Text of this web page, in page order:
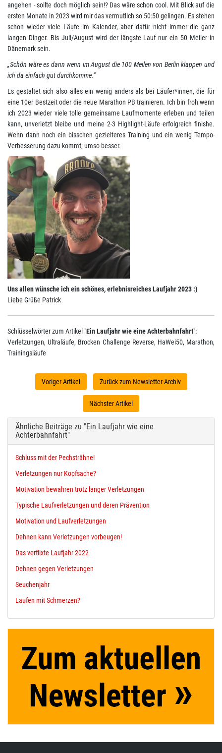
angehen - sollte doch möglich sein!? Das wäre schon cool. Mit Blick auf die
ersten Monate in 2023 wird mir das vermutlich so 50:50 gelingen. Es stehen
schon wieder viele Läufe im Kalender, aber dafür nicht immer die ganz
langen Dinger. Bis Juli/August wird der längste Lauf nur ein 50 Meiler in
Dänemark sein.
„Schön wäre es dann wenn im August die 100 Meilen von Berlin klappen und
ich da einfach gut durchkomme.“
Es gestaltet sich also alles ein wenig anders als bei Läufer*innen, die für
eine 10er Bestzeit oder die neue Marathon PB trainieren. Ich bin froh wenn
ich 2023 wieder viele tolle gemeinsame Laufmomente erleben und teilen
kann, unverletzt bleibe und meine 2-3 Highlight-Läufe erfolgreich finishe.
Wenn dann noch ein bisschen gezielteres Training und ein wenig Tempo-
Verbesserung dazu kommt, umso besser.
Uns allen wünsche ich ein schönes, erlebnisreiches Laufjahr 2023 :)
Liebe Grüße Patrick
Schlüsselwörter zum Artikel "Ein Laufjahr wie eine Achterbahnfahrt":
Verletzungen, Ultraläufe, Brocken Challenge Reverse, HaWei50, Marathon,
Trainingsläufe
Voriger Artikel Zurück zum Newsletter-Archiv
Nächster Artikel
Ähnliche Beiträge zu "Ein Laufjahr wie eine
Achterbahnfahrt"
Schluss mit der Pechsträhne!
Verletzungen nur Kopfsache?
Motivation bewahren trotz langer Verletzungen
Typische Laufverletzungen und deren Prävention
Motivation und Laufverletzungen
Dehnen kann Verletzungen vorbeugen!
Das verflixte Laufjahr 2022
Dehnen gegen Verletzungen
Seuchenjahr
Laufen mit Schmerzen?